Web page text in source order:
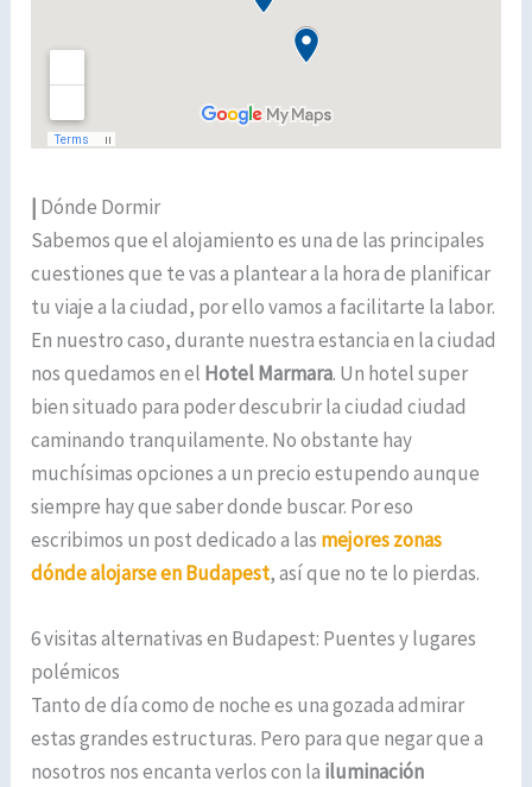
| Dónde Dormir
Sabemos que el alojamiento es una de las principales
cuestiones que te vas a plantear a la hora de planificar
tu viaje a la ciudad, por ello vamos a facilitarte la labor.
En nuestro caso, durante nuestra estancia en la ciudad
nos quedamos en el Hotel Marmara. Un hotel super
bien situado para poder descubrir la ciudad ciudad
caminando tranquilamente. No obstante hay
muchísimas opciones a un precio estupendo aunque
siempre hay que saber donde buscar. Por eso
escribimos un post dedicado a las mejores zonas
dónde alojarse en Budapest, así que no te lo pierdas.
6 visitas alternativas en Budapest: Puentes y lugares
polémicos
Tanto de día como de noche es una gozada admirar
estas grandes estructuras. Pero para que negar que a
nosotros nos encanta verlos con la iluminación